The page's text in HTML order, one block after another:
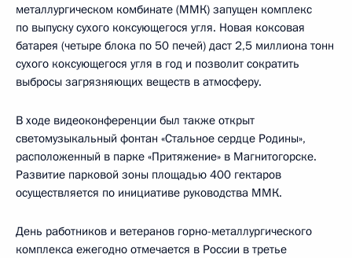
металлургическом комбинате (ММК) запущен комплекс
по выпуску сухого коксующегося угля. Новая коксовая
батарея (четыре блока по 50 печей) даст 2,5 миллиона тонн
сухого коксующегося угля в год и позволит сократить
выбросы загрязняющих веществ в атмосферу.
В ходе видеоконференции был также открыт
светомузыкальный фонтан «Стальное сердце Родины»,
расположенный в парке «Притяжение» в Магнитогорске.
Развитие парковой зоны площадью 400 гектаров
осуществляется по инициативе руководства ММК.
День работников и ветеранов горно-металлургического
комплекса ежегодно отмечается в России в третье